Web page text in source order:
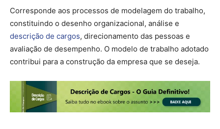
Corresponde aos processos de modelagem do trabalho,
constituindo o desenho organizacional, análise e
descrição de cargos, direcionamento das pessoas e
avaliação de desempenho. O modelo de trabalho adotado
contribui para a construção da empresa que se deseja.